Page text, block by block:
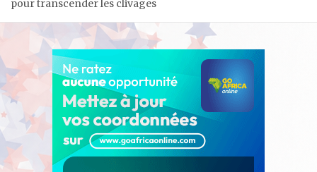
pour transcender les clivages